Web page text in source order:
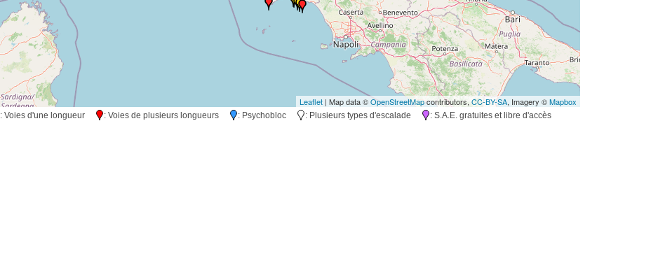
Leaflet | Map data ©OpenStreetMapcontributors, CC-BY-SA, Imagery ©Mapbox
: Voies d'une longueur : Voies de plusieurs longueurs : Psychobloc : Plusieurs types d'escalade : S.A.E. gratuites et libre d'accès